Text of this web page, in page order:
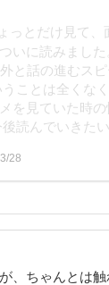
っとだけ見て
いに読みまし
と話の進むス
ことは全くな
を見ていた時
読んでいきたい
28
、ちゃんとは